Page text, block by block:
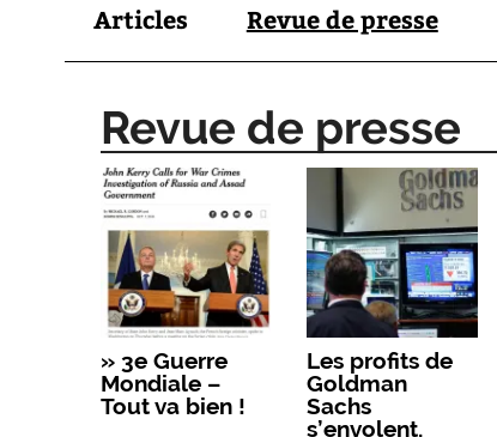
Articles Revue de presse
Revue de presse
» 3e Guerre
Mondiale –
Tout va bien !
Les profits de
Goldman
Sachs
s’envolent,